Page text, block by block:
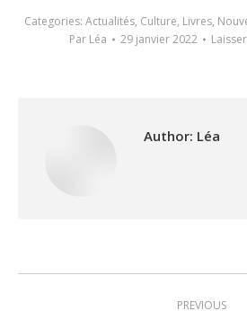
Categories: Actualités, Culture, Livres,
Par Léa 29 janvier 2022
Author: Léa
PREVIOUS